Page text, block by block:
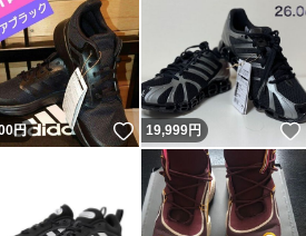
！
円 いいね！
19,999円